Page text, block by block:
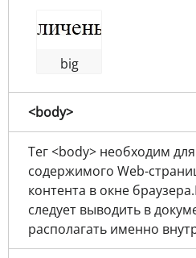
big
<body>
Тег <body> необходим
содержимого Web-
контента в окне
следует выводить в
располагать именно